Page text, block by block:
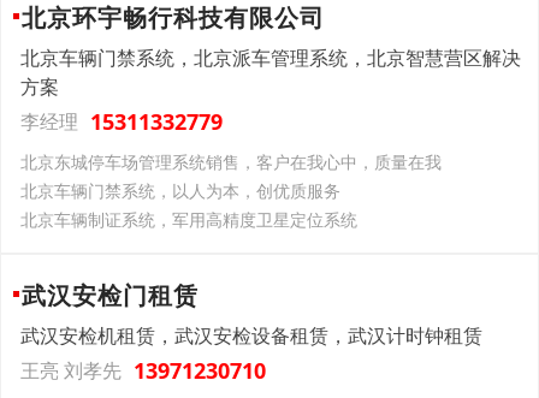
北京环宇畅行科技有限公司
北京车辆门禁系统，北京派车管理系统，北京智慧营区解决
方案
李经理 15311332779
北京东城停车场管理系统销售，客户在我心中，质量在我
北京车辆门禁系统，以人为本，创优质服务
北京车辆制证系统，军用高精度卫星定位系统
武汉安检门租赁
武汉安检机租赁，武汉安检设备租赁，武汉计时钟租赁
王亮 刘孝先 13971230710